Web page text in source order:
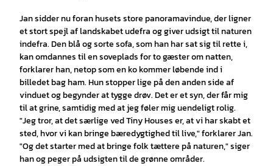
Jan sidder nu foran husets store panoramavindue, der ligner
et stort spejl af landskabet udefra og giver udsigt til naturen
indefra. Den blå og sorte sofa, som han har sat sig til rette i,
kan omdannes til en soveplads for to gæster om natten,
forklarer han, netop som en ko kommer løbende ind i
billedet bag ham. Hun stopper lige på den anden side af
vinduet og begynder at tygge drøv. Det er et syn, der får mig
til at grine, samtidig med at jeg føler mig uendeligt rolig.
"Jeg tror, at det særlige ved Tiny Houses er, at vi har skabt et
sted, hvor vi kan bringe bæredygtighed til live," forklarer Jan.
"Og det starter med at bringe folk tættere på naturen," siger
han og peger på udsigten til de grønne områder.